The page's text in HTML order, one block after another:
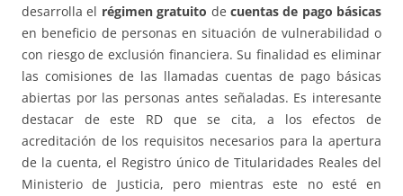
desarrolla el régimen gratuito de cuentas de pago básicas
en beneficio de personas en situación de vulnerabilidad o
con riesgo de exclusión financiera. Su finalidad es eliminar
las comisiones de las llamadas cuentas de pago básicas
abiertas por las personas antes señaladas. Es interesante
destacar de este RD que se cita, a los efectos de
acreditación de los requisitos necesarios para la apertura
de la cuenta, el Registro único de Titularidades Reales del
Ministerio de Justicia, pero mientras este no esté en